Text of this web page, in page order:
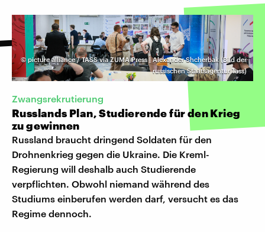
© picture alliance / TASS via ZUMA Press | Alexander Shcherbak (Bild der
russischen Staatsagentur Tass)
Zwangsrekrutierung
Russlands Plan, Studierende für den Krieg
zu gewinnen
Russland braucht dringend Soldaten für den
Drohnenkrieg gegen die Ukraine. Die Kreml-
Regierung will deshalb auch Studierende
verpflichten. Obwohl niemand während des
Studiums einberufen werden darf, versucht es das
Regime dennoch.